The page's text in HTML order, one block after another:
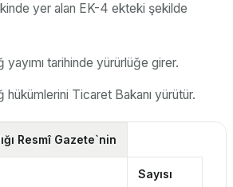
yer alan EK-4 ekteki şekilde
yayımı tarihinde yürürlüğe girer.
hükümlerini Ticaret Bakanı yürütür.
Resmî Gazete`nin
Sayısı